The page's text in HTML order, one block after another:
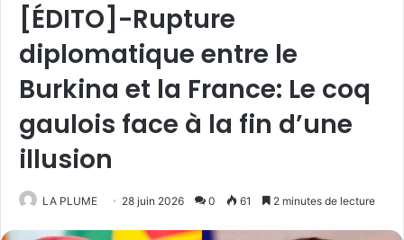
[ÉDITO]-Rupture
diplomatique entre le
Burkina et la France: Le coq
gaulois face à la fin d’une
illusion
LA PLUME 28 juin 2026 0 61 2 minutes de lecture